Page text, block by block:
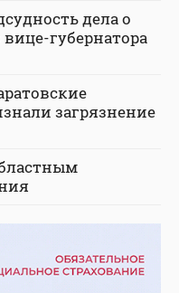
дела о
губернатора
загрязнение